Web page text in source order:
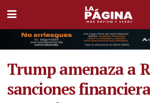
Trump amenaza a
sanciones